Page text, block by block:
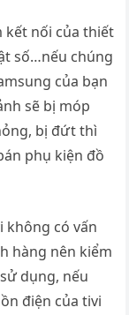
kết nối của thiết
số…nếu chúng
của bạn
sẽ bị móp
bị đứt thì
phụ kiện đồ
không có vấn
hàng nên kiểm
dụng, nếu
điện của tivi